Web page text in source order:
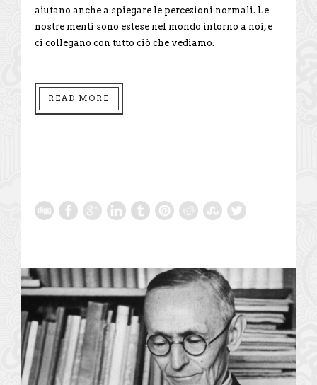
aiutano anche a spiegare le percezioni normali. Le
nostre menti sono estese nel mondo intorno a noi, e
ci collegano con tutto ciò che vediamo.
READ MORE